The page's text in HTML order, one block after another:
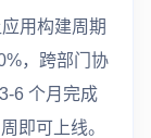
用构建周期
，跨部门协
6 个月完成
即可上线。